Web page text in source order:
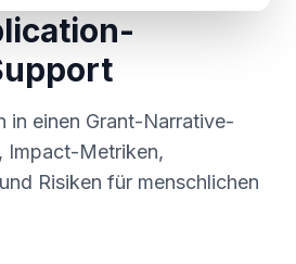
in einen Grant-Narrative-
Impact-Metriken,
Risiken für menschlichen